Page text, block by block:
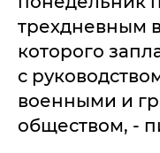
трехдневным
которого
с
военными и
обществом, -